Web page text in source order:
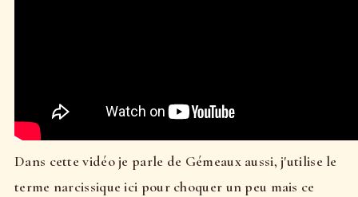
Dans cette vidéo je parle de Gémeaux aussi, j'utilise le
terme narcissique ici pour choquer un peu mais ce